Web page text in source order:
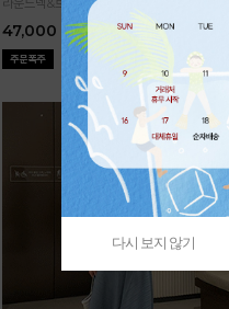
47,000
다시 보지 않기